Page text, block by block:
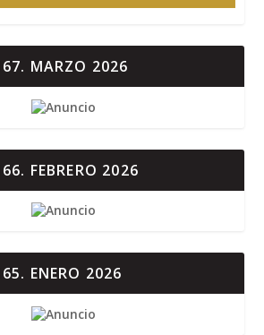
MARZO 2026
FEBRERO 2026
ENERO 2026